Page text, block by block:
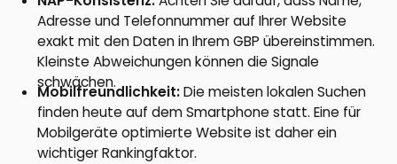
Adresse und Telefonnummer auf Ihrer Website
exakt mit den Daten in Ihrem GBP übereinstimmen.
Kleinste Abweichungen können die Signale
schwächen.
Mobilfreundlichkeit:Die meisten lokalen Suchen
finden heute auf dem Smartphone statt. Eine für
Mobilgeräte optimierte Website ist daher ein
wichtiger Rankingfaktor.